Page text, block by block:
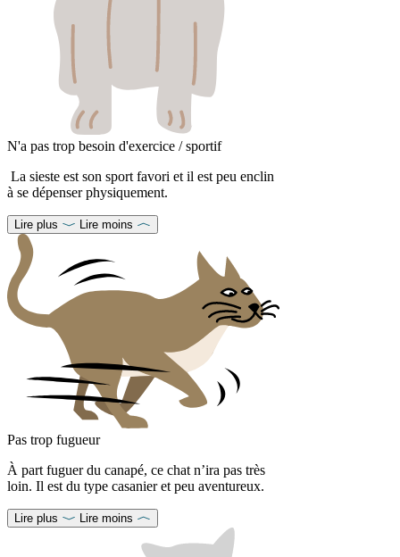
N'a pas trop besoin d'exercice / sportif
La sieste est son sport favori et il est peu enclin
à se dépenser physiquement.
Lire plus Lire moins
Pas trop fugueur
À part fuguer du canapé, ce chat n’ira pas très
loin. Il est du type casanier et peu aventureux.
Lire plus Lire moins